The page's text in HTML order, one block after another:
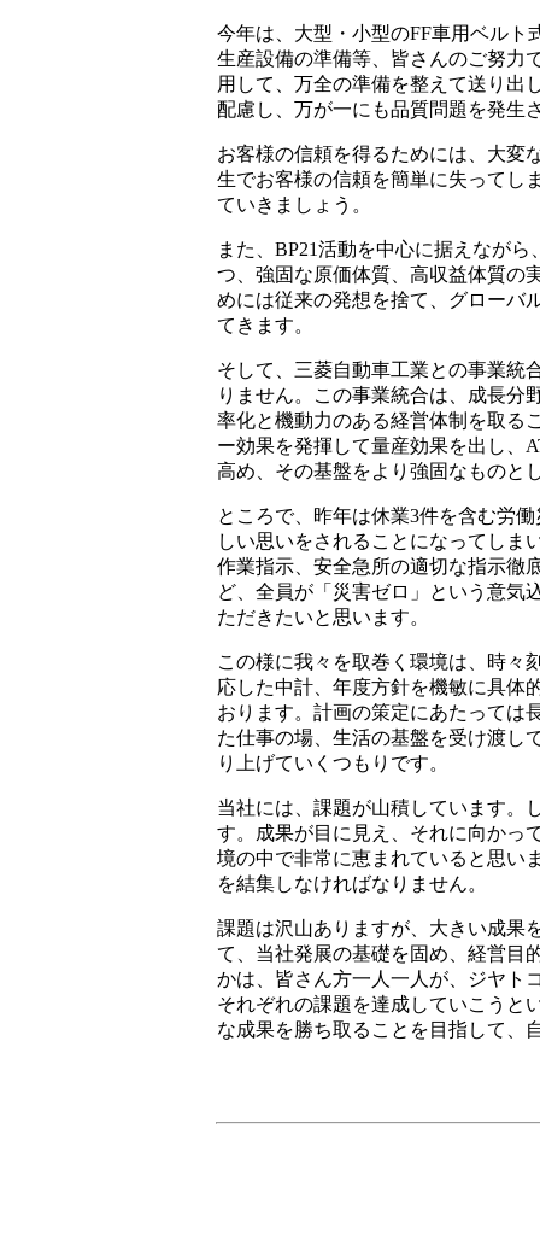
今年は、大型・小型のFF車用ベル
生産設備の準備等、皆さんのご努力
用して、万全の準備を整えて送り出
配慮し、万が一にも品質問題を発生
お客様の信頼を得るためには、大変
生でお客様の信頼を簡単に失ってし
ていきましょう。
また、BP21活動を中心に据えなが
つ、強固な原価体質、高収益体質の
めには従来の発想を捨て、グローバ
てきます。
そして、三菱自動車工業との事業統
りません。この事業統合は、成長分
率化と機動力のある経営体制を取る
ー効果を発揮して量産効果を出し、
高め、その基盤をより強固なものと
ところで、昨年は休業3件を含む労
しい思いをされることになってしま
作業指示、安全急所の適切な指示徹
ど、全員が「災害ゼロ」という意気
ただきたいと思います。
この様に我々を取巻く環境は、時々
応した中計、年度方針を機敏に具体
おります。計画の策定にあたっては
た仕事の場、生活の基盤を受け渡し
り上げていくつもりです。
当社には、課題が山積しています。
す。成果が目に見え、それに向かっ
境の中で非常に恵まれていると思い
を結集しなければなりません。
課題は沢山ありますが、大きい成果
て、当社発展の基礎を固め、経営目
かは、皆さん方一人一人が、ジヤト
それぞれの課題を達成していこうと
な成果を勝ち取ることを目指して、